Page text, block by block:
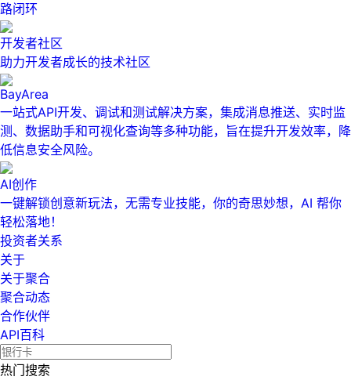
路闭环
开发者社区
助力开发者成长的技术社区
BayArea
一站式API开发、调试和测试解决方案，集成消息推送、实时监
测、数据助手和可视化查询等多种功能，旨在提升开发效率，降
低信息安全风险。
AI创作
一键解锁创意新玩法，无需专业技能，你的奇思妙想，AI 帮你
轻松落地！
投资者关系
关于
关于聚合
聚合动态
合作伙伴
API百科
热门搜索